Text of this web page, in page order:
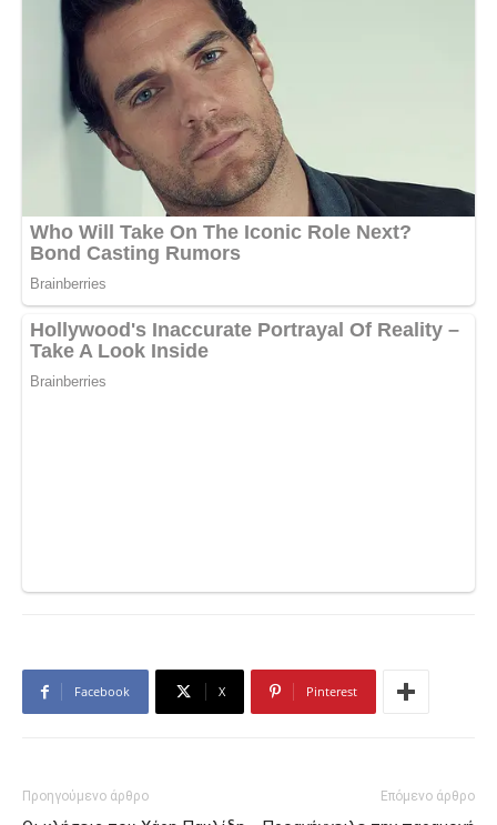
Facebook X Pinterest
Προηγούμενο άρθρο Επόμενο άρθρο